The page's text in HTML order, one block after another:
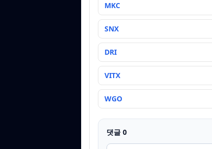
MKC
SNX
DRI
VITX
WGO
댓글 0